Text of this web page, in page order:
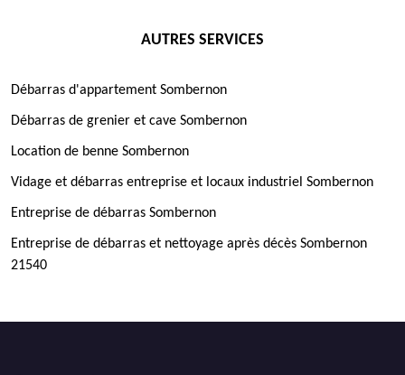
AUTRES SERVICES
Débarras d'appartement Sombernon
Débarras de grenier et cave Sombernon
Location de benne Sombernon
Vidage et débarras entreprise et locaux industriel Sombernon
Entreprise de débarras Sombernon
Entreprise de débarras et nettoyage après décès Sombernon
21540